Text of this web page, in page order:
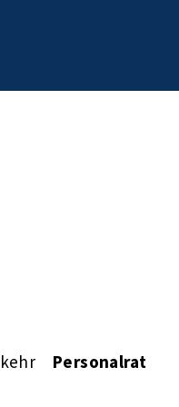
Personalrat